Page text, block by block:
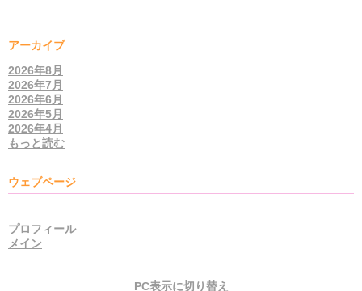
アーカイブ
2026年8月
2026年7月
2026年6月
2026年5月
2026年4月
もっと読む
ウェブページ
プロフィール
メイン
PC表示に切り替え